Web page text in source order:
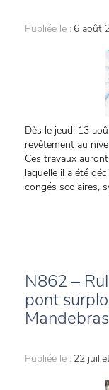
Publiée le : 6 août
Dès le jeudi 13
revêtement au
Ces travaux
laquelle il a été
congés scolaires,
N862 –
pont
Publiée le : 22